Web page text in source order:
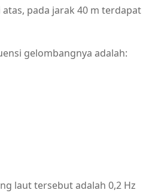
pada jarak 40 m terdapat
gelombangnya adalah:
laut tersebut adalah 0,2 Hz